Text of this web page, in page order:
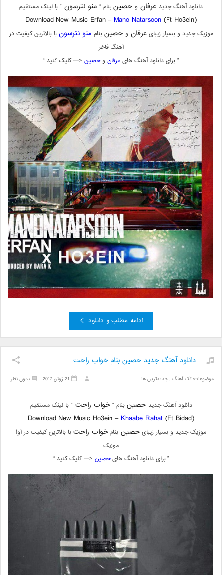
دانلود آهنگ جدید عرفان و حصینبنام “ منو نترسون ” با لینک مستقیم
Download New Music Erfan – Mano Natarsoon (Ft Ho3ein)
موزیک جدید و بسیار زیبایعرفان و حصینبنام منو نترسونبا بالاترین کیفیت در
آهنگ فاخر
” برای دانلود آهنگ هایعرفان وحصین <— کلیک کنید “
ادامه مطلب و دانلود
دانلود آهنگ جدید حصین بنام خواب راحت
موضوعات:تک آهنگ ,جدیدترین ها بدون نظر 21 ژوئن 2017
دانلود آهنگ جدید حصینبنام “ خواب راحت” با لینک مستقیم
Download New Music Ho3ein – Khaabe Rahat (Ft Bidad)
موزیک جدید و بسیار زیبایحصین بنامخواب راحتبا بالاترین کیفیت در آوا
موزیک
” برای دانلود آهنگ هایحصین <— کلیک کنید “